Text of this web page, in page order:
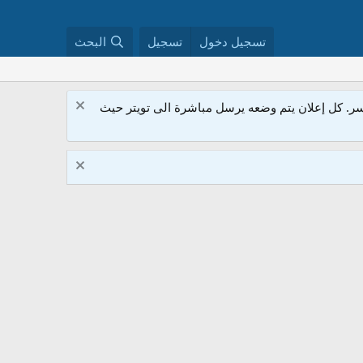
تسجيل دخول تسجيل البحث
كل إعلان يتم وضعه يرسل مباشرة الى تويتر حيث